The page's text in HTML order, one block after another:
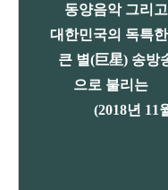
동양음악 그리
대한민국의 독특
큰 별(巨星) 송방
으로 불리는
(2018년 11